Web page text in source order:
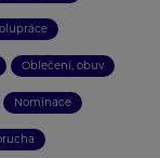
Oblečení, obuv
Nominace